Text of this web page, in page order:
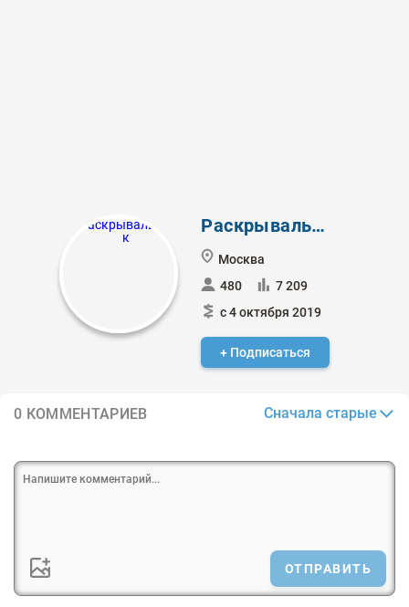
Раскрывальщик
Москва
480
7 209
с 4 октября 2019
+ Подписаться
0 КОММЕНТАРИЕВ Сначала старые
ОТПРАВИТЬ